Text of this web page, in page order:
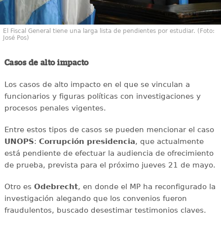
El Fiscal General tiene una larga lista de pendientes por estudiar. (Foto:
José Pos)
Casos de alto impacto
Los casos de alto impacto en el que se vinculan a
funcionarios y figuras políticas con investigaciones y
procesos penales vigentes.
Entre estos tipos de casos se pueden mencionar el caso
UNOPS: Corrupción presidencia, que actualmente
está pendiente de efectuar la audiencia de ofrecimiento
de prueba, prevista para el próximo jueves 21 de mayo.
Otro es Odebrecht, en donde el MP ha reconfigurado la
investigación alegando que los convenios fueron
fraudulentos, buscado desestimar testimonios claves.